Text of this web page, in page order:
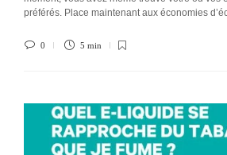
préférés. Place maintenant aux économies
0 5 min